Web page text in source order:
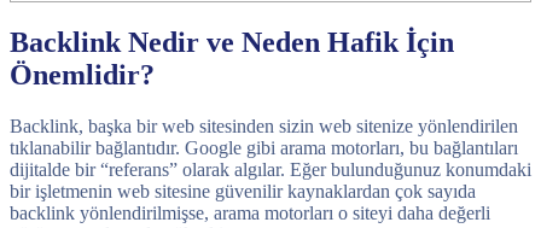
Backlink Nedir ve Neden Hafik İçin
Önemlidir?
Backlink, başka bir web sitesinden sizin web sitenize yönlendirilen
tıklanabilir bağlantıdır. Google gibi arama motorları, bu bağlantıları
dijitalde bir “referans” olarak algılar. Eğer bulunduğunuz konumdaki
bir işletmenin web sitesine güvenilir kaynaklardan çok sayıda
backlink yönlendirilmişse, arama motorları o siteyi daha değerli